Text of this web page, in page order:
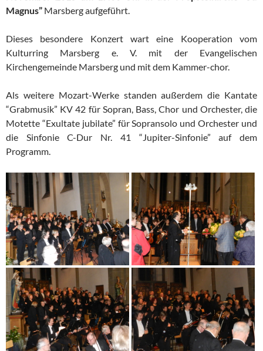
Magnus” Marsberg aufgeführt.
Dieses besondere Konzert wart eine Kooperation vom
Kulturring Marsberg e. V. mit der Evangelischen
Kirchengemeinde Marsberg und mit dem Kammer-chor.
Als weitere Mozart-Werke standen außerdem die Kantate
“Grabmusik” KV 42 für Sopran, Bass, Chor und Orchester, die
Motette “Exultate jubilate” für Sopransolo und Orchester und
die Sinfonie C-Dur Nr. 41 “Jupiter-Sinfonie” auf dem
Programm.